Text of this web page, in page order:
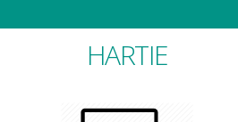
HARTIE